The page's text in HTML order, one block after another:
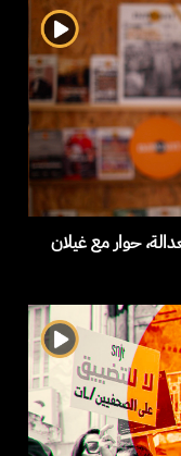
حوار مع غيلان